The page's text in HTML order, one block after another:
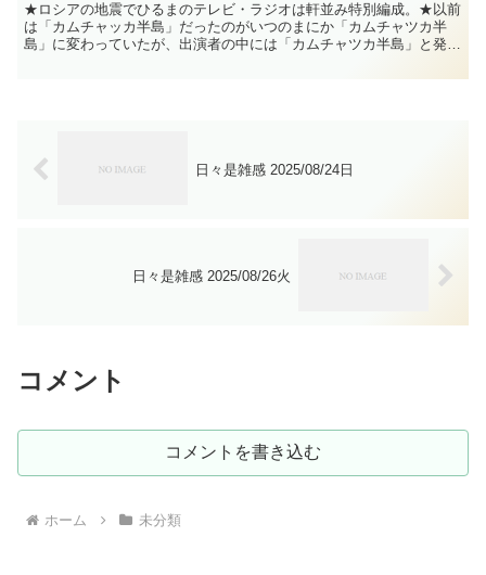
★ロシアの地震でひるまのテレビ・ラジオは軒並み特別編成。★以前
は「カムチャッカ半島」だったのがいつのまにか「カムチャツカ半
島」に変わっていたが、出演者の中には「カムチャツカ半島」と発音
日々是雑感 2025/08/24日
日々是雑感 2025/08/26火
コメント
コメントを書き込む
ホーム 未分類